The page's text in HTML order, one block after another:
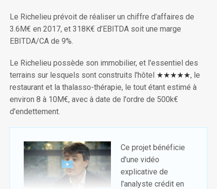
Le Richelieu prévoit de réaliser un chiffre d’affaires de
3.6M€ en 2017, et 318K€ d’EBITDA soit une marge
EBITDA/CA de 9%.
Le Richelieu possède son immobilier, et l'essentiel des
terrains sur lesquels sont construits l'hôtel ★★★★★, le
restaurant et la thalasso-thérapie, le tout étant estimé à
environ 8 à 10M€, avec à date de l'ordre de 500k€
d'endettement.
Ce projet bénéficie
d'une vidéo
explicative de
l'analyste crédit en